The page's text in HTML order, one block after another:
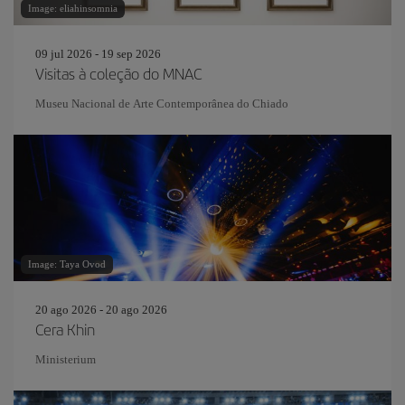
Image: eliahinsomnia
09 jul 2026 - 19 sep 2026
Visitas à coleção do MNAC
Museu Nacional de Arte Contemporânea do Chiado
Image: Taya Ovod
20 ago 2026 - 20 ago 2026
Cera Khin
Ministerium